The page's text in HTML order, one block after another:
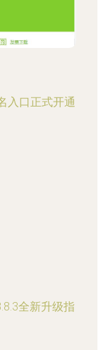
入口正式开通
全新升级指